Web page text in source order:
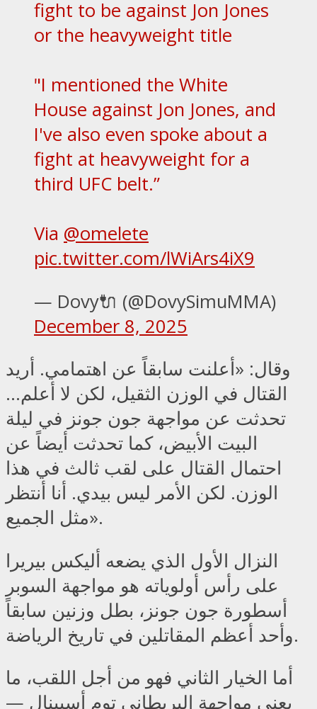
fight to be against Jon Jones
or the heavyweight title
"I mentioned the White
House against Jon Jones, and
I've also even spoke about a
fight at heavyweight for a
third UFC belt.”
Via @omelete
pic.twitter.com/lWiArs4iX9
— Dovy🔌 (@DovySimuMMA)
December 8, 2025
وقال: «أعلنت سابقاً عن اهتمامي. أريد
القتال في الوزن الثقيل، لكن لا أعلم…
تحدثت عن مواجهة جون جونز في ليلة
البيت الأبيض، كما تحدثت أيضاً عن
احتمال القتال على لقب ثالث في هذا
الوزن. لكن الأمر ليس بيدي. أنا أنتظر
مثل الجميع».
النزال الأول الذي يضعه أليكس بيريرا
على رأس أولوياته هو مواجهة السوبر
أسطورة جون جونز، بطل وزنين سابقاً
وأحد أعظم المقاتلين في تاريخ الرياضة.
أما الخيار الثاني فهو من أجل اللقب، ما
يعني مواجهة البريطاني توم أسبينال —